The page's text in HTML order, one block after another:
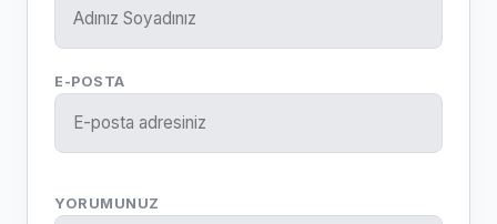
E-POSTA
YORUMUNUZ